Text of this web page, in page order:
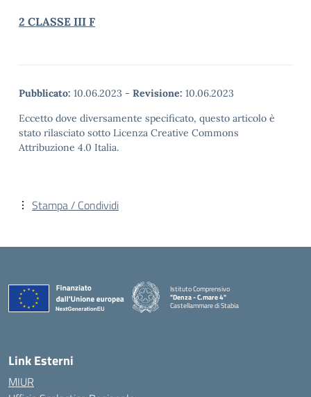
2 CLASSE III F
Pubblicato: 10.06.2023 - Revisione: 10.06.2023
Eccetto dove diversamente specificato, questo articolo è
stato rilasciato sotto Licenza Creative Commons
Attribuzione 4.0 Italia.
Stampa / Condividi
Istituto Comprensivo
"Denza - C.mare 4"
Castellammare di Stabia
Link Esterni
MIUR